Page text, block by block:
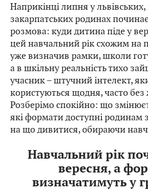
Наприкінці липня у
закарпатських родинах
розмова: куди дитина піде у
цей навчальний рік схожим на
уже визначив рамки, школи
а в шкільну реальність тихо
учасник – штучний інтелект,
користуються щодня, часто
Розберімо спокійно: що
які формати доступні родинам
на що дивитися, обираючи
Навчальний рік
вересня, а
визначатимуть у